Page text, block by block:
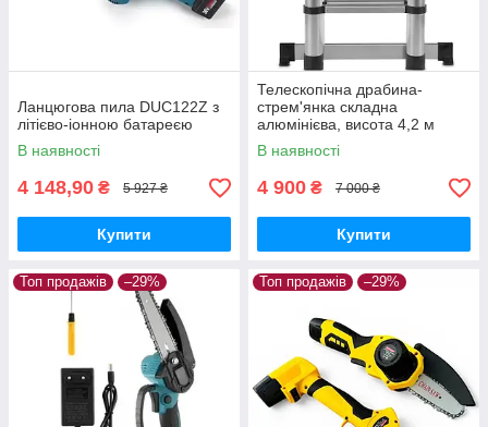
Ланцюгова пила DUC122Z з
літієво-іонною батареєю
В наявності
4 148,90 ₴ 5 927 ₴
Купити
Телескопічна драбина-
стрем'янка складна
алюмінієва, висота 4,2 м
В наявності
4 900 ₴ 7 000 ₴
Купити
Топ продажів –29% Топ продажів –29%